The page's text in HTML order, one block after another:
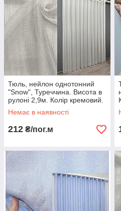
Тюль, нейлон однотонний
"Snow", Туреччина. Висота в
рулоні 2,9м. Колір кремовий.
Код 1203т
Немає в наявності
212 ₴/пог.м